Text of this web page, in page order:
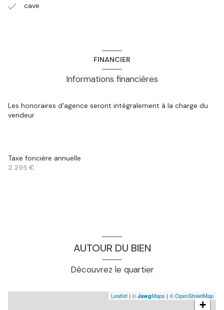
cave
FINANCIER
Informations financières
Les honoraires d'agence seront intégralement à la charge du
vendeur
Taxe foncière annuelle
2 295 €
AUTOUR DU BIEN
Découvrez le quartier
+
Leaflet | © JawgMaps | © OpenStreetMap